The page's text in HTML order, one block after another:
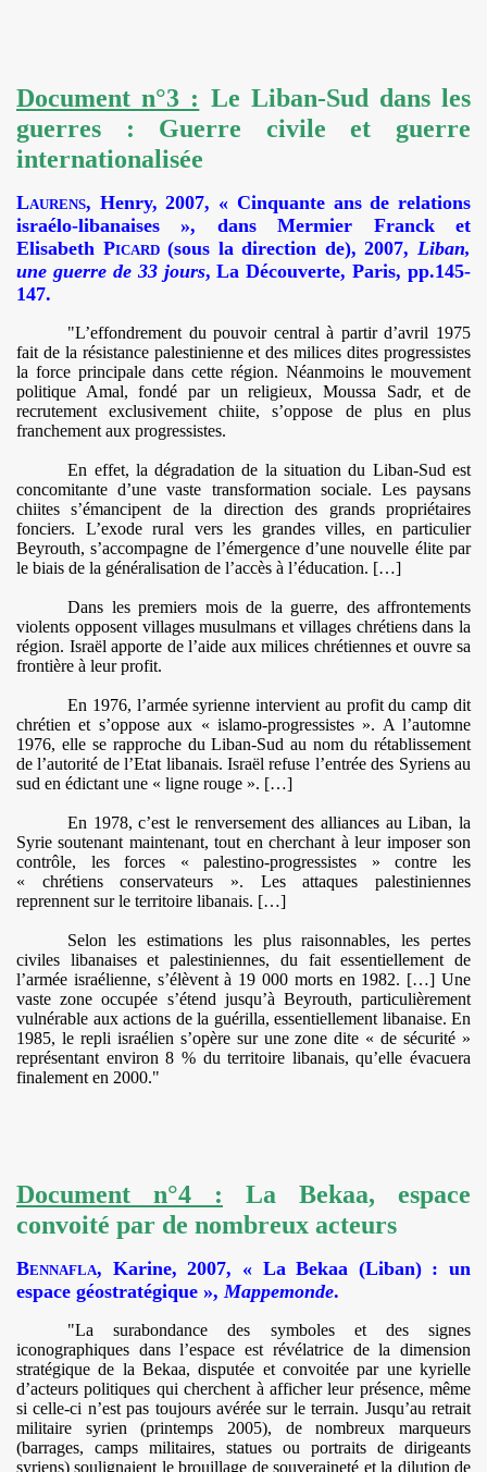
Document n°3 : Le Liban-Sud dans les
guerres : Guerre civile et guerre
internationalisée
Laurens, Henry, 2007, « Cinquante ans de relations
israélo-libanaises », dans Mermier Franck et
Elisabeth Picard(sous la direction de), 2007,Liban,
une guerre de 33 jours,La Découverte, Paris, pp.145-
147.
"L’effondrement du pouvoir central à partir d’avril 1975
fait de la résistance palestinienne et des milices dites progressistes
la force principale dans cette région. Néanmoins le mouvement
politique Amal, fondé par un religieux, Moussa Sadr, et de
recrutement exclusivement chiite, s’oppose de plus en plus
franchement aux progressistes.
En effet, la dégradation de la situation du Liban-Sud est
concomitante d’une vaste transformation sociale. Les paysans
chiites s’émancipent de la direction des grands propriétaires
fonciers. L’exode rural vers les grandes villes, en particulier
Beyrouth, s’accompagne de l’émergence d’une nouvelle élite par
le biais de la généralisation de l’accès à l’éducation. […]
Dans les premiers mois de la guerre, des affrontements
violents opposent villages musulmans et villages chrétiens dans la
région. Israël apporte de l’aide aux milices chrétiennes et ouvre sa
frontière à leur profit.
En 1976, l’armée syrienne intervient au profit du camp dit
chrétien et s’oppose aux « islamo-progressistes ». A l’automne
1976, elle se rapproche du Liban-Sud au nom du rétablissement
de l’autorité de l’Etat libanais. Israël refuse l’entrée des Syriens au
sud en édictant une « ligne rouge ». […]
En 1978, c’est le renversement des alliances au Liban, la
Syrie soutenant maintenant, tout en cherchant à leur imposer son
contrôle, les forces « palestino-progressistes » contre les
« chrétiens conservateurs ». Les attaques palestiniennes
reprennent sur le territoire libanais. […]
Selon les estimations les plus raisonnables, les pertes
civiles libanaises et palestiniennes, du fait essentiellement de
l’armée israélienne, s’élèvent à 19 000 morts en 1982. […] Une
vaste zone occupée s’étend jusqu’à Beyrouth, particulièrement
vulnérable aux actions de la guérilla, essentiellement libanaise. En
1985, le repli israélien s’opère sur une zone dite « de sécurité »
représentant environ 8 % du territoire libanais, qu’elle évacuera
finalement en 2000."
Document n°4 : La Bekaa, espace
convoité par de nombreux acteurs
Bennafla, Karine, 2007, « La Bekaa (Liban) : un
espace géostratégique »,Mappemonde.
"La surabondance des symboles et des signes
iconographiques dans l’espace est révélatrice de la dimension
stratégique de la Bekaa, disputée et convoitée par une kyrielle
d’acteurs politiques qui cherchent à afficher leur présence, même
si celle-ci n’est pas toujours avérée sur le terrain. Jusqu’au retrait
militaire syrien (printemps 2005), de nombreux marqueurs
(barrages, camps militaires, statues ou portraits de dirigeants
syriens) soulignaient le brouillage de souveraineté et la dilution de